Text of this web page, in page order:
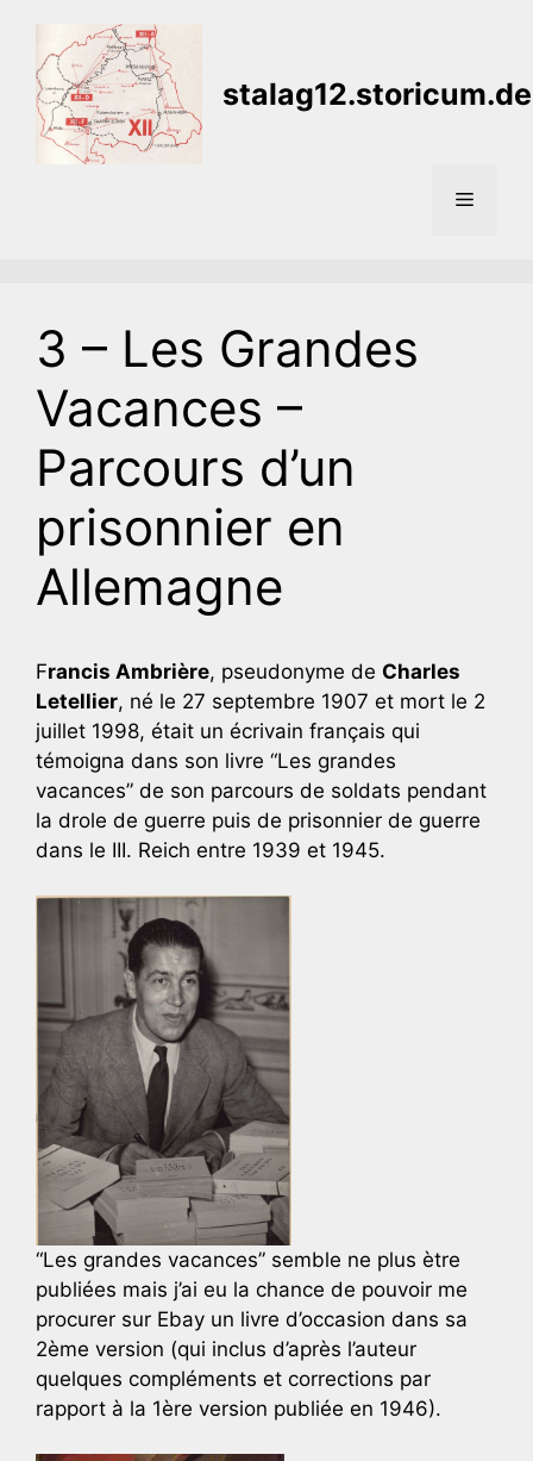
contenu
stalag12.storicum.de
Menu
3 – Les Grandes
Vacances –
Parcours d’un
prisonnier en
Allemagne
Francis Ambrière, pseudonyme de Charles
Letellier, né le 27 septembre 1907 et mort le 2
juillet 1998, était un écrivain français qui
témoigna dans son livre “Les grandes
vacances” de son parcours de soldats pendant
la drole de guerre puis de prisonnier de guerre
dans le III. Reich entre 1939 et 1945.
“Les grandes vacances” semble ne plus ètre
publiées mais j’ai eu la chance de pouvoir me
procurer sur Ebay un livre d’occasion dans sa
2ème version (qui inclus d’après l’auteur
quelques compléments et corrections par
rapport à la 1ère version publiée en 1946).